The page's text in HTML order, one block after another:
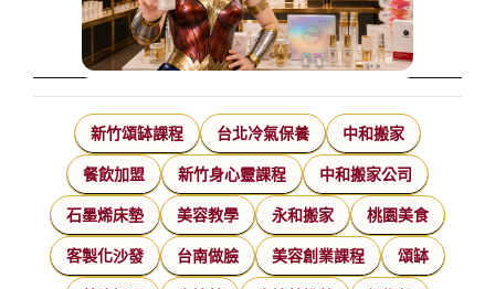
新竹頌缽課程 台北冷氣保養 中和搬家
餐飲加盟 新竹身心靈課程 中和搬家公司
石墨烯床墊 美容教學 永和搬家 桃園美食
客製化沙發 台南做臉 美容創業課程 頌缽